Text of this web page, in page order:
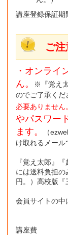
講座登録保証期
ご注
・オンライ
ん。
※『覚え
のでご了承くだ
必要ありません。
やパスワー
ます。
（
け取れるメール
『覚え太郎』
には送料負担
円。）高校版『
会員サイトの中
講座費